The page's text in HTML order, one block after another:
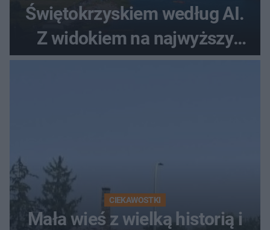
Świętokrzyskiem według AI.
Z widokiem na najwyższy
szczyt Gór Świętokrzyskich
CIEKAWOSTKI
Mała wieś z wielką historią i